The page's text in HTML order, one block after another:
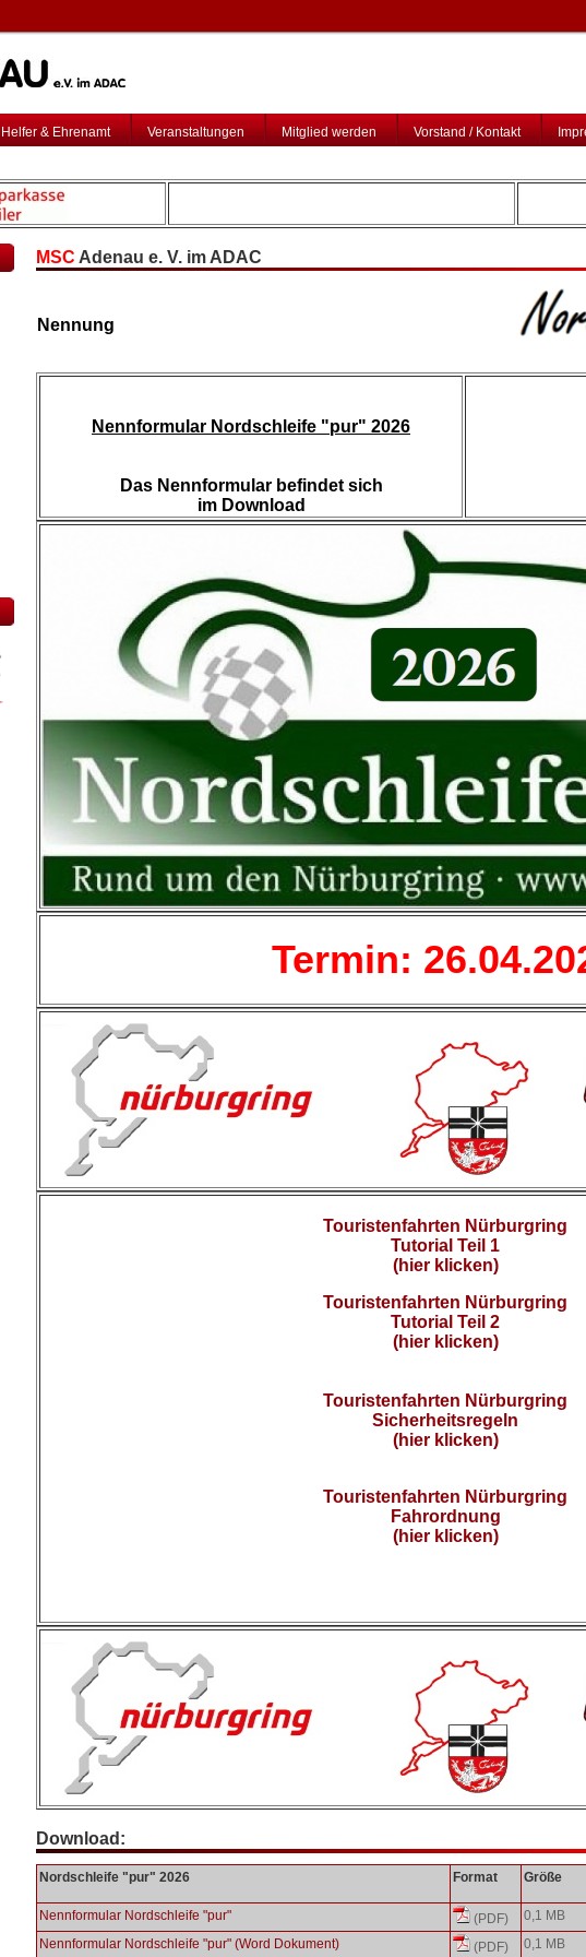
Helfer & Ehrenamt Veranstaltungen Mitglied werden Vorstand / Kontakt
MSC Adenau e. V. im ADAC
Nennung
Nennformular Nordschleife "pur" 2026
Das Nennformular befindet sich
im Download
Termin:
Touristenfahrten Nürburgring
Tutorial Teil 1
(hier klicken)
Touristenfahrten Nürburgring
Tutorial Teil 2
(hier klicken)
Touristenfahrten Nürburgring
Sicherheitsregeln
(hier klicken)
Touristenfahrten Nürburgring
Fahrordnung
(hier klicken)
Download:
Nordschleife "pur" 2026 Format Größe
Nennformular Nordschleife "pur" (PDF)
0,1 MB
Nennformular Nordschleife "pur" (Word Dokument)
(PDF) 0,1 MB